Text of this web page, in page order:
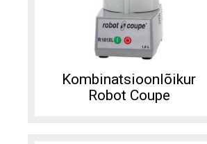
Kombinatsioonlõikur
Robot Coupe